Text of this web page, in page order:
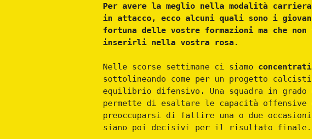
Per avere la meglio nella modalità
in attacco, ecco alcuni quali sono i
fortuna delle vostre formazioni ma che
inserirli nella vostra rosa.
Nelle scorse settimane ci siamo
sottolineando come per un progetto
equilibrio difensivo. Una squadra in
permette di esaltare le capacità
preoccuparsi di fallire una o due
siano poi decisivi per il risultato finale.